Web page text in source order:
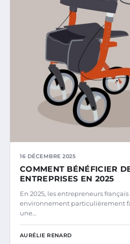
16 DÉCEMBRE 2025
COMMENT BÉNÉFICIER
ENTREPRISES EN 2025
En 2025, les entrepreneurs
environnement particulièrement
une…
AURÉLIE RENARD